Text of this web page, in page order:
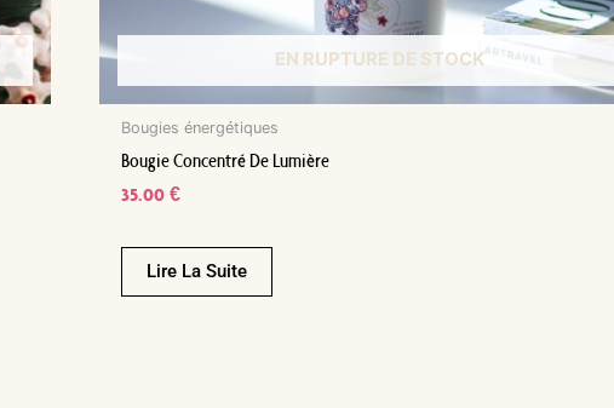
EN RUPTURE DE STOCK
Bougies énergétiques
Bougie Concentré De Lumière
35.00 €
Lire La Suite